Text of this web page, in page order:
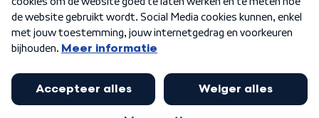
Algemene voorwaarden Privacybeleid